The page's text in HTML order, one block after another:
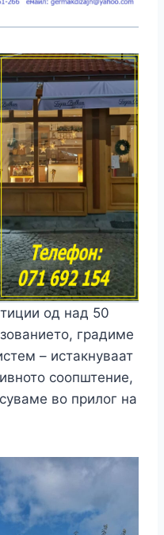
од над 50
градиме
– истакнуваат
соопштение,
во прилог на